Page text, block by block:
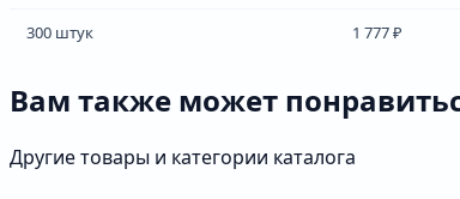
300 штук 1 777 ₽
Вам также может
Другие товары и категории каталога